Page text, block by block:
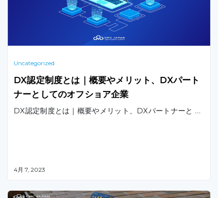
Uncategorized
DX認定制度とは｜概要やメリット、DXパート
ナーとしてのオフショア企業
DX認定制度とは｜概要やメリット、DXパートナーと …
4月 7, 2023